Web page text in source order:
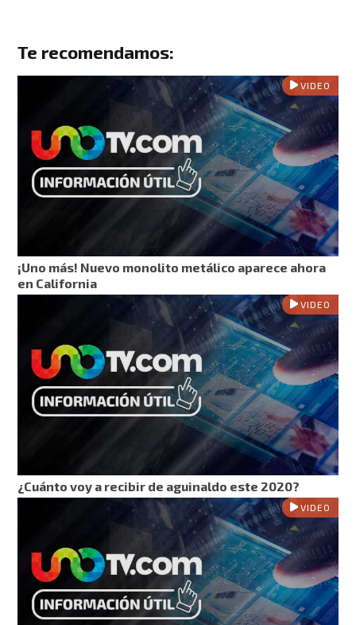
Te recomendamos:
VIDEO
¡Uno más! Nuevo monolito metálico aparece ahora
en California
VIDEO
¿Cuánto voy a recibir de aguinaldo este 2020?
VIDEO